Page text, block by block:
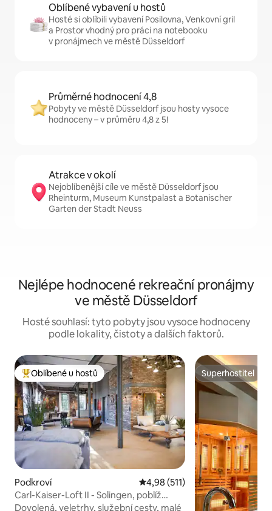
Oblíbené vybavení u hostů
Hosté si oblíbili vybavení Posilovna, Venkovní gril
a Prostor vhodný pro práci na notebooku
v pronájmech ve městě Düsseldorf
Průměrné hodnocení 4,8
Pobyty ve městě Düsseldorf jsou hosty vysoce
hodnoceny – v průměru 4,8 z 5!
Atrakce v okolí
Nejoblíbenější cíle ve městě Düsseldorf jsou
Rheinturm, Museum Kunstpalast a Botanischer
Garten der Stadt Neuss
Nejlépe hodnocené rekreační pronájmy
ve městě Düsseldorf
Hosté souhlasí: tyto pobyty jsou vysoce hodnoceny
podle lokality, čistoty a dalších faktorů.
Nejlepší v kategorii Oblíbené u hostů
Oblíbené u hostů
Podkroví Průměrné hodnocení 4,98 z 5,
4,98 (511)
Carl-Kaiser-Loft II - Solingen, poblíž
Ddorf, Kolín
Dovolená, veletrhy, služební cesty, malé
Superhostitel
Superhostitel